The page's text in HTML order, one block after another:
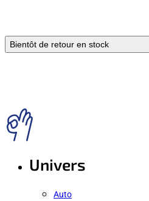
Bientôt de retour en stock
Univers
Auto